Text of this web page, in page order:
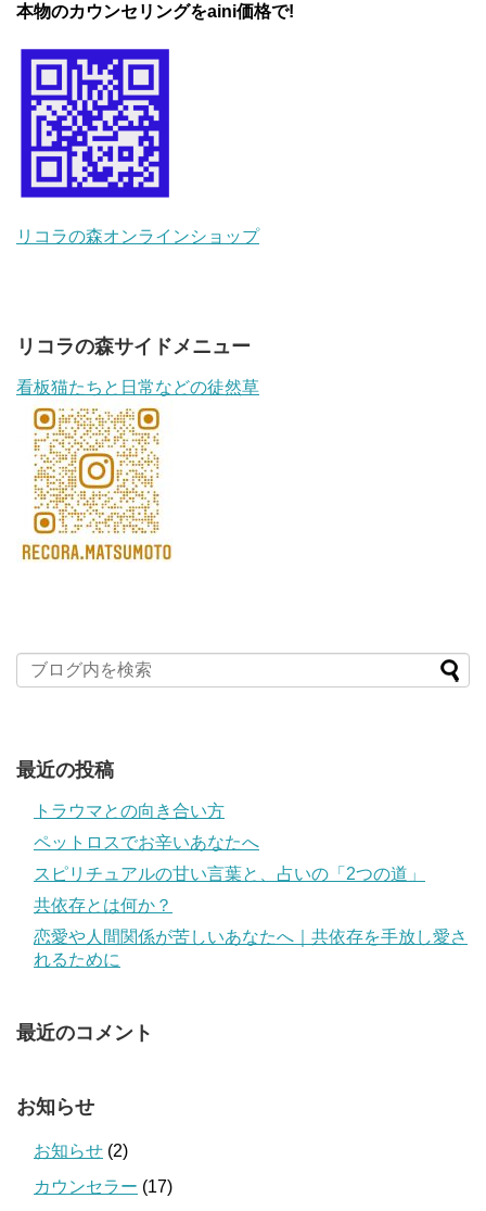
本物のカウンセリングをaini価格で!
リコラの森オンラインショップ
リコラの森サイドメニュー
看板猫たちと日常などの徒然草
最近の投稿
トラウマとの向き合い方
ペットロスでお辛いあなたへ
スピリチュアルの甘い言葉と、占いの「2つの道」
共依存とは何か？
恋愛や人間関係が苦しいあなたへ｜共依存を手放し愛さ
れるために
最近のコメント
お知らせ
お知らせ (2)
カウンセラー (17)